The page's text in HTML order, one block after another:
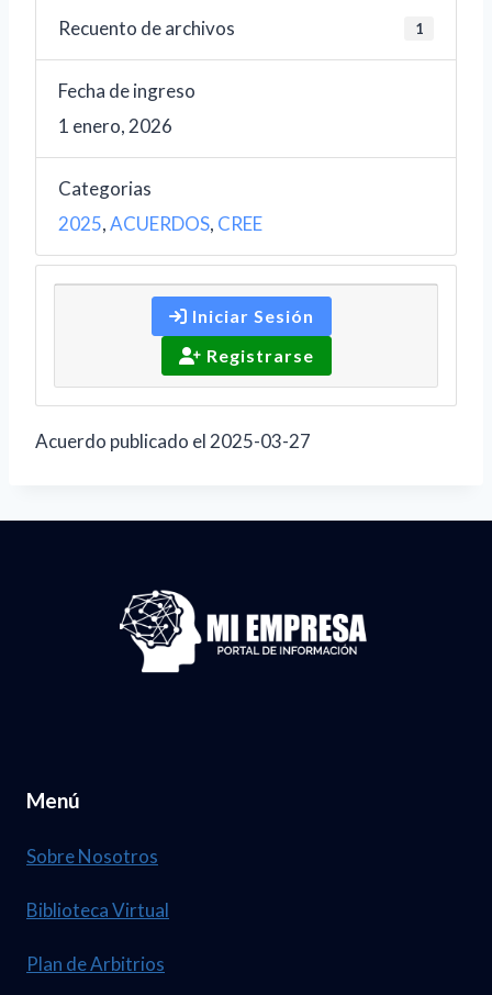
Recuento de archivos 1
Fecha de ingreso
1 enero, 2026
Categorias
2025,ACUERDOS, CREE
Iniciar Sesión
Registrarse
Acuerdo publicado el 2025-03-27
Menú
Sobre Nosotros
Biblioteca Virtual
Plan de Arbitrios